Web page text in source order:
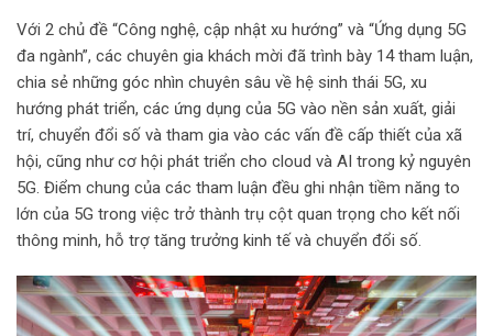
i
l
Với 2 chủ đề “Công nghệ, cập nhật xu hướng” và “Ứng dụng 5G
đa ngành”, các chuyên gia khách mời đã trình bày 14 tham luận,
chia sẻ những góc nhìn chuyên sâu về hệ sinh thái 5G, xu
hướng phát triển, các ứng dụng của 5G vào nền sản xuất, giải
trí, chuyển đổi số và tham gia vào các vấn đề cấp thiết của xã
hội, cũng như cơ hội phát triển cho cloud và AI trong kỷ nguyên
5G. Điểm chung của các tham luận đều ghi nhận tiềm năng to
lớn của 5G trong việc trở thành trụ cột quan trọng cho kết nối
thông minh, hỗ trợ tăng trưởng kinh tế và chuyển đổi số.